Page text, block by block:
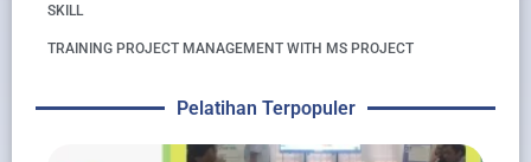
SKILL
TRAINING PROJECT MANAGEMENT WITH MS PROJECT
Pelatihan Terpopuler